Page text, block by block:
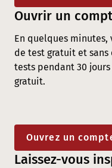
Ouvrir un
En quelques minutes,
de test gratuit et
tests pendant 30
gratuit.
Ouvrez un
Laissez-vous